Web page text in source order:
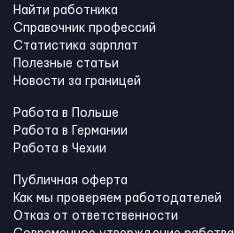
Найти работника
Справочник профессий
Статистика зарплат
Полезные статьи
Новости за границей
Работа в Польше
Работа в Германии
Работа в Чехии
Публичная оферта
Как мы проверяем работодателей
Отказ от ответственности